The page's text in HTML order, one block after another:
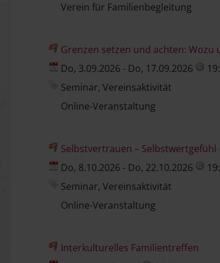
Verein für Familienbegleitung
Grenzen setzen und achten: Wozu
Do, 3.09.2026 - Do, 17.09.2026
Seminar, Vereinsaktivität
Online-Veranstaltung
Selbstvertrauen –
Do, 8.10.2026 - Do, 22.10.2026
Seminar, Vereinsaktivität
Online-Veranstaltung
Interkulturelles Familientreffen